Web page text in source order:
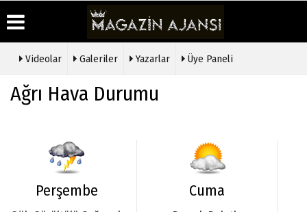
Haber
Arşivi
Günün
Haberleri
Durumu
Galeri
Etkinlikler
Videolar Galeriler Yazarlar Üye Paneli
Ağrı Hava Durumu
Perşembe Cuma